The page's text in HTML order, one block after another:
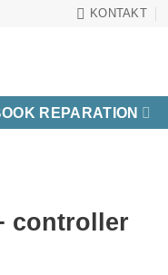
KONTAKT
REPARATION
controller